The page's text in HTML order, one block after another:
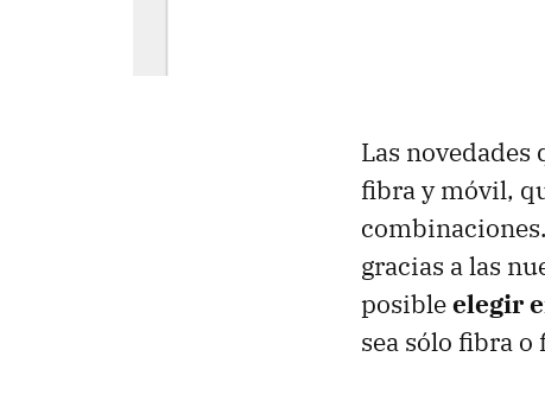
Las novedades
fibra y móvil,
gracias a las
posibleelegir
sea sólo fibra